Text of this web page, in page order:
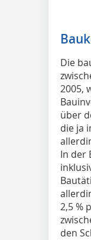
Die
2005,
über
die ja
In der
2,5 %
den